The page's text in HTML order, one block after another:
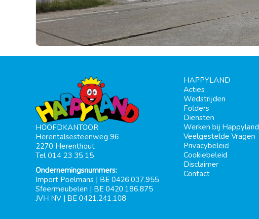
HOOFDKANTOOR
Herentalsesteenweg 96
2270 Herenthout
Tel 014 23 35 15
Ondernemingsnummers:
Import Poelmans | BE 0426.037.955
Sfeermeubelen | BE 0420.186.875
JVH NV | BE 0421.241.108
HAPPYLAND
Acties
Wedstrijden
Folders
Diensten
Werken bij Happyland
Veelgestelde Vragen
Privacybeleid
Cookiebeleid
Disclaimer
Contact